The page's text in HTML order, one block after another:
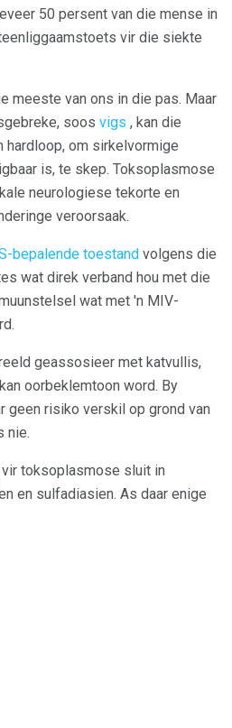
50 persent van die mense in
vir die siekte
meeste van ons in die pas. Maar
soos vigs , kan die
hardloop, om sirkelvormige
is, te skep. Toksoplasmose
neurologiese tekorte en
veroorsaak.
bepalende toestand volgens die
wat direk verband hou met die
wat met 'n MIV-
geassosieer met katvullis,
oorbeklemtoon word. By
geen risiko verskil op grond van
nie.
toksoplasmose sluit in
en sulfadiasien. As daar enige